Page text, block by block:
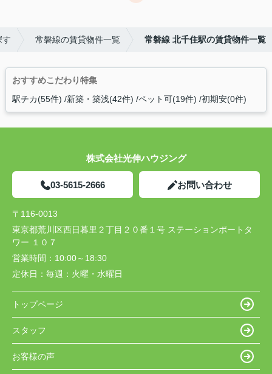
す 常磐線の賃貸物件一覧 常磐線 北千住駅の賃貸物件一覧
おすすめこだわり特集
駅チカ(55件) 新築・築浅(42件) ペット可(19件) 初期安(0件)
株式会社光伸ハウジング
03-5615-2666 お問い合わせ
〒116-0013
東京都荒川区西日暮里２丁目２０番１号 ステーションポートタ
ワー １０７
営業時間： 10:00～18:30
定休日： 毎週：火曜・水曜日
トップページ
スタッフ
お客様の声